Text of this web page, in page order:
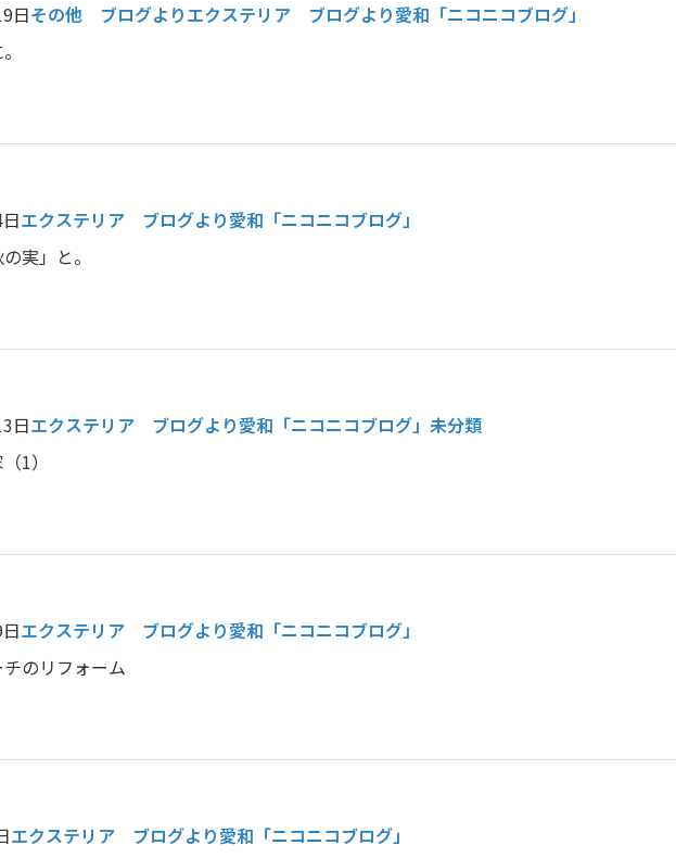
日その他 ブログよりエクステリア ブログより愛和「ニコニコブログ」
エクステリア ブログより愛和「ニコニコブログ」
実」と。
日エクステリア ブログより愛和「ニコニコブログ」 未分類
1）
エクステリア ブログより愛和「ニコニコブログ」
のリフォーム
エクステリア ブログより愛和「ニコニコブログ」